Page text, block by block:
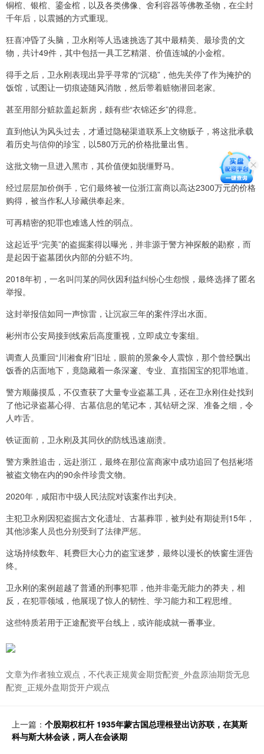
铜棺、银棺、鎏金棺，以及各类佛像、舍利容器等佛教圣物，在尘封
千年后，以震撼的方式重现。
狂喜冲昏了头脑，卫永刚等人迅速挑选了其中最精美、最珍贵的文
物，共计49件，其中包括一具工艺精湛、价值连城的小金棺。
得手之后，卫永刚表现出异乎寻常的“沉稳”，他先关停了作为掩护的
饭馆，试图让一切痕迹随风消散，然后带着赃物潜回老家。
甚至用部分赃款盖起新房，颇有些“衣锦还乡”的得意。
直到他认为风头过去，才通过隐秘渠道联系上文物贩子，将这批承载
着历史与信仰的珍宝，以580万元的价格批量出售。
这批文物一旦进入黑市，其价值便如脱缰野马。
经过层层加价倒手，它们最终被一位浙江富商以高达2300万元的价格
购得，被当作私人珍藏供奉起来。
可再精密的犯罪也难逃人性的弱点。
这起近乎“完美”的盗掘案得以曝光，并非源于警方神探般的勘察，而
是起因于盗墓团伙内部的分赃不均。
2018年初，一名叫闫某的同伙因利益纠纷心生怨恨，最终选择了匿名
举报。
这封举报信如同一声惊雷，让沉寂三年的案件浮出水面。
彬州市公安局接到线索后高度重视，立即成立专案组。
调查人员重回“川湘食府”旧址，眼前的景象令人震惊，那个曾经飘出
饭香的店面地下，竟隐藏着一条深邃、专业、直指国宝的犯罪地道。
警方顺藤摸瓜，不仅查获了大量专业盗墓工具，还在卫永刚住处找到
了他记录盗墓心得、古墓信息的笔记本，其钻研之深、准备之细，令
人咋舌。
铁证面前，卫永刚及其同伙的防线迅速崩溃。
警方乘胜追击，远赴浙江，最终在那位富商家中成功追回了包括彬塔
被盗文物在内的90余件珍贵文物。
2020年，咸阳市中级人民法院对该案作出判决。
主犯卫永刚因犯盗掘古文化遗址、古墓葬罪，被判处有期徒刑15年，
其他涉案人员也分别受到了法律严惩。
这场持续数年、耗费巨大心力的盗宝迷梦，最终以漫长的铁窗生涯告
终。
卫永刚的案例超越了普通的刑事犯罪，他并非毫无能力的莽夫，相
反，在犯罪领域，他展现了惊人的韧性、学习能力和工程思维。
这些特质若用于正途配资平台线上，或许能成就一番事业。
文章为作者独立观点，不代表正规黄金期货配资_外盘原油期货无息
配资_正规外盘期货开户观点
上一篇： 个股期权杠杆 1935年蒙古国总理根登出访苏联，在莫斯
科与斯大林会谈，两人在会谈期